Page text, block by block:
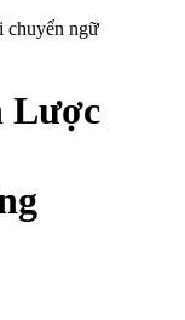
chuyển ngữ
Lược